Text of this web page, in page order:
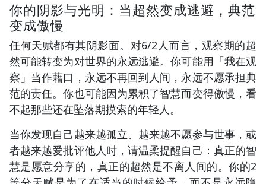
你的阴影与光明：当超然变成逃避，典范
变成傲慢
任何天赋都有其阴影面。对6/2人而言，观察期的超
然可能转变为对世界的永远逃避。你可能用「我在观
察」当作藉口，永远不再回到人间，永远不愿承担典
范的责任。你也可能因为累积了智慧而变得傲慢，看
不起那些还在坠落期摸索的年轻人。
当你发现自己越来越孤立、越来越不愿参与世事，或
者越来越爱批评他人时，请温柔提醒自己：真正的智
慧是愿意分享的，真正的超然是不离人间的。你的2